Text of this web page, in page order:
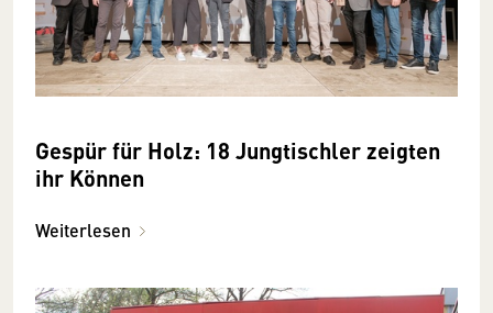
Gespür für Holz: 18 Jungtischler zeigten
ihr Können
Weiterlesen